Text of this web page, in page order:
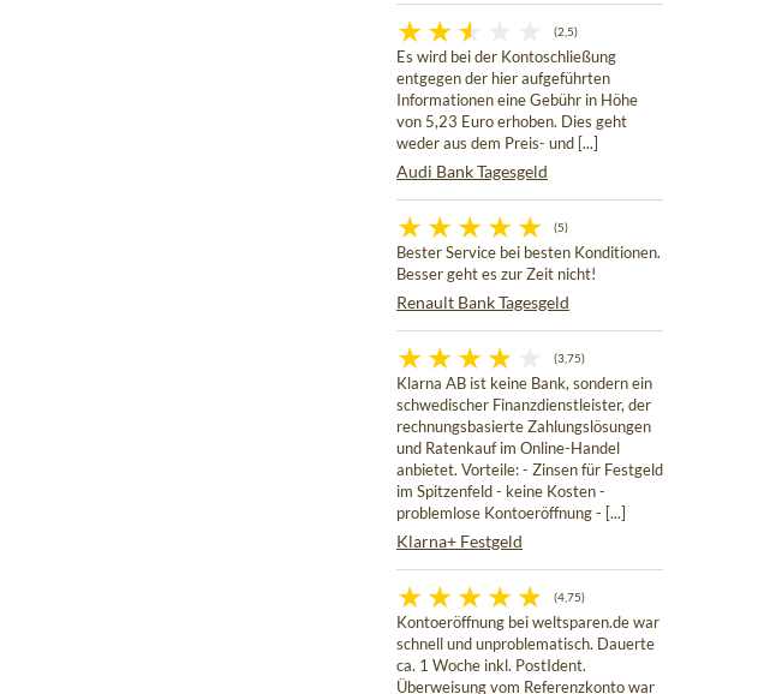
(2,5)
Es wird bei der Kontoschließung
entgegen der hier aufgeführten
Informationen eine Gebühr in Höhe
von 5,23 Euro erhoben. Dies geht
weder aus dem Preis- und [...]
Audi Bank Tagesgeld
(5)
Bester Service bei besten Konditionen.
Besser geht es zur Zeit nicht!
Renault Bank Tagesgeld
(3,75)
Klarna AB ist keine Bank, sondern ein
schwedischer Finanzdienstleister, der
rechnungsbasierte Zahlungslösungen
und Ratenkauf im Online-Handel
anbietet. Vorteile: - Zinsen für Festgeld
im Spitzenfeld - keine Kosten -
problemlose Kontoeröffnung - [...]
Klarna+ Festgeld
(4,75)
Kontoeröffnung bei weltsparen.de war
schnell und unproblematisch. Dauerte
ca. 1 Woche inkl. PostIdent.
Überweisung vom Referenzkonto war